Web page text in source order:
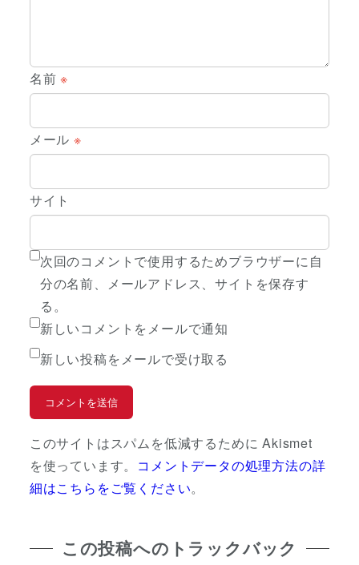
名前※
メール ※
サイト
次回のコメントで使用するためブラウザーに自
分の名前、メールアドレス、サイトを保存す
る。
新しいコメントをメールで通知
新しい投稿をメールで受け取る
このサイトはスパムを低減するために Akismet
を使っています。 コメントデータの処理方法の詳
細はこちらをご覧ください。
この投稿へのトラックバック